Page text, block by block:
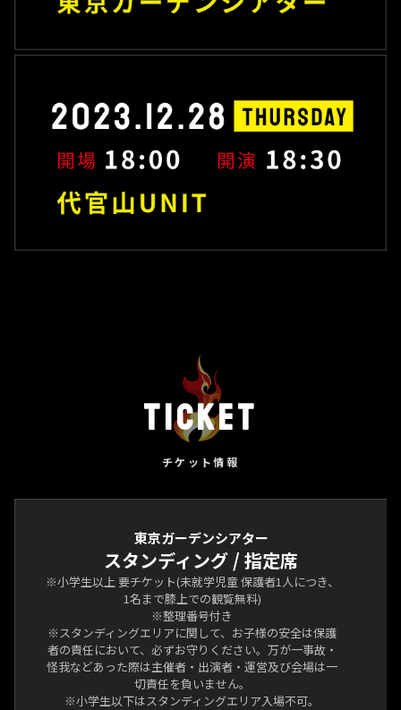
Ticket
チケット情報
東京ガーデンシアター
スタンディング / 指定席
※小学生以上 要チケット(未就学児童 保護者1人につき、
1名まで膝上での観覧無料)
※整理番号付き
※スタンディングエリアに関して、お子様の安全は保護
者の責任において、必ずお守りください。万が一事故・
怪我などあった際は主催者・出演者・運営及び会場は一
切責任を負いません。
※小学生以下はスタンディングエリア入場不可。